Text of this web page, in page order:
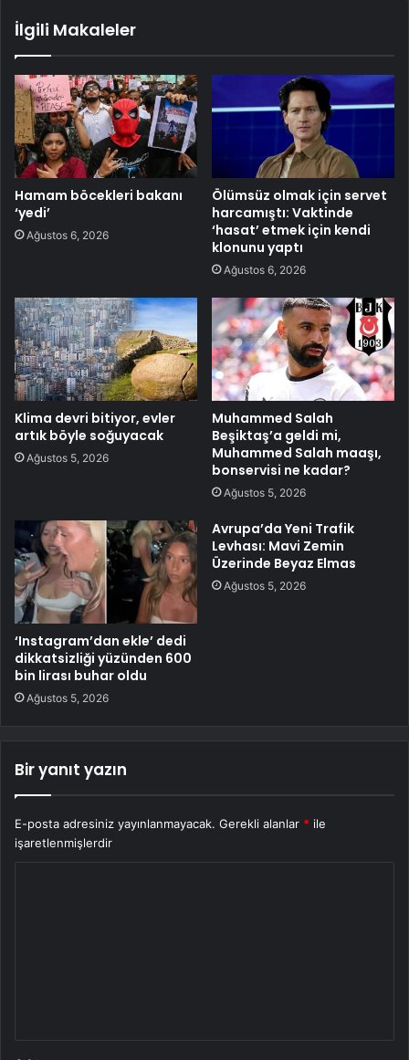
İlgili Makaleler
Hamam böcekleri bakanı
‘yedi’
Ağustos 6, 2026
Ölümsüz olmak için servet
harcamıştı: Vaktinde
‘hasat’ etmek için kendi
klonunu yaptı
Ağustos 6, 2026
Klima devri bitiyor, evler
artık böyle soğuyacak
Ağustos 5, 2026
Muhammed Salah
Beşiktaş’a geldi mi,
Muhammed Salah maaşı,
bonservisi ne kadar?
Ağustos 5, 2026
‘Instagram’dan ekle’ dedi
dikkatsizliği yüzünden 600
bin lirası buhar oldu
Ağustos 5, 2026
Avrupa’da Yeni Trafik
Levhası: Mavi Zemin
Üzerinde Beyaz Elmas
Ağustos 5, 2026
Bir yanıt yazın
E-posta adresiniz yayınlanmayacak. Gerekli alanlar * ile
işaretlenmişlerdir